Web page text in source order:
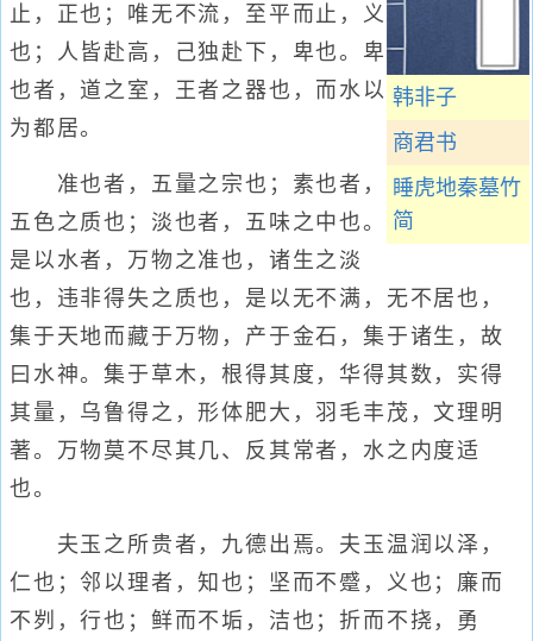
韩非子
商君书
睡虎地秦墓竹
简
止，正也；唯无不流，至平而止，义
也；人皆赴高，己独赴下，卑也。卑
也者，道之室，王者之器也，而水以
为都居。
准也者，五量之宗也；素也者，
五色之质也；淡也者，五味之中也。
是以水者，万物之准也，诸生之淡
也，违非得失之质也，是以无不满，无不居也，
集于天地而藏于万物，产于金石，集于诸生，故
曰水神。集于草木，根得其度，华得其数，实得
其量，乌鲁得之，形体肥大，羽毛丰茂，文理明
著。万物莫不尽其几、反其常者，水之内度适
也。
夫玉之所贵者，九德出焉。夫玉温润以泽，
仁也；邻以理者，知也；坚而不蹙，义也；廉而
不刿，行也；鲜而不垢，洁也；折而不挠，勇